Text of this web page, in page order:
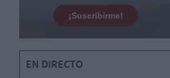
¡Suscribirme!
EN DIRECTO